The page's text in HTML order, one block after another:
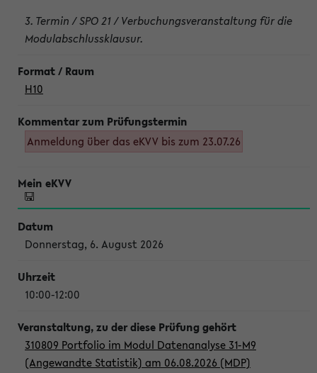
3. Termin / SPO 21 / Verbuchungsveranstaltung für die
Modulabschlussklausur.
H10
Anmeldung über das eKVV bis zum 23.07.26
Donnerstag, 6. August 2026
10:00-12:00
310809 Portfolio im Modul Datenanalyse 31-M9
(Angewandte Statistik) am 06.08.2026 (MDP)